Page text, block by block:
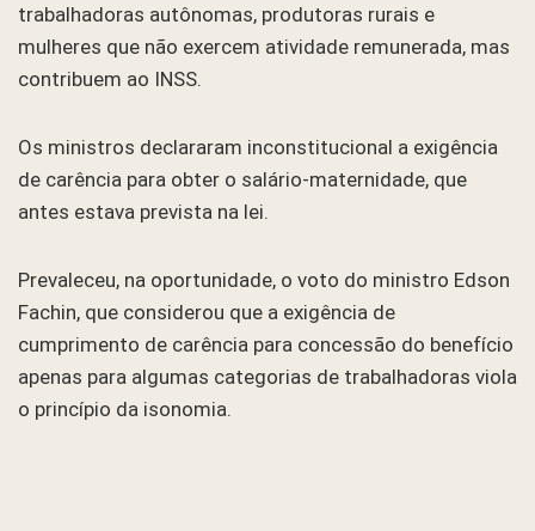
trabalhadoras autônomas, produtoras rurais e
mulheres que não exercem atividade remunerada, mas
contribuem ao INSS.
Os ministros declararam inconstitucional a exigência
de carência para obter o salário-maternidade, que
antes estava prevista na lei.
Prevaleceu, na oportunidade, o voto do ministro Edson
Fachin, que considerou que a exigência de
cumprimento de carência para concessão do benefício
apenas para algumas categorias de trabalhadoras viola
o princípio da isonomia.